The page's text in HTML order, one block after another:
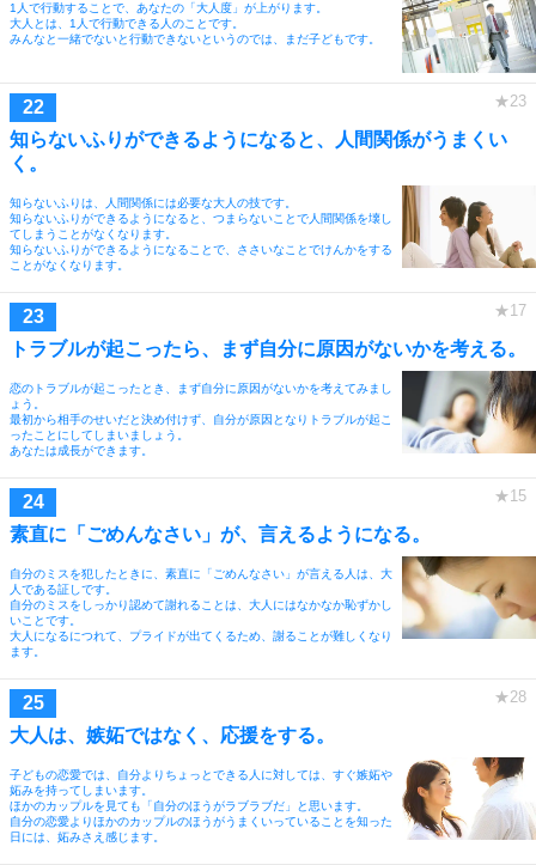
1人で行動することで、あなたの「大人度」が上がります。
大人とは、1人で行動できる人のことです。
みんなと一緒でないと行動できないというのでは、まだ子どもです。
知らないふりができるようになると、人間関係がうまくい
く。
知らないふりは、人間関係には必要な大人の技です。
知らないふりができるようになると、つまらないことで人間関係を壊し
てしまうことがなくなります。
知らないふりができるようになることで、ささいなことでけんかをする
ことがなくなります。
トラブルが起こったら、まず自分に原因がないかを考える。
恋のトラブルが起こったとき、まず自分に原因がないかを考えてみまし
ょう。
最初から相手のせいだと決め付けず、自分が原因となりトラブルが起こ
ったことにしてしまいましょう。
あなたは成長ができます。
素直に「ごめんなさい」が、言えるようになる。
自分のミスを犯したときに、素直に「ごめんなさい」が言える人は、大
人である証しです。
自分のミスをしっかり認めて謝れることは、大人にはなかなか恥ずかし
いことです。
大人になるにつれて、プライドが出てくるため、謝ることが難しくなり
ます。
大人は、嫉妬ではなく、応援をする。
子どもの恋愛では、自分よりちょっとできる人に対しては、すぐ嫉妬や
妬みを持ってしまいます。
ほかのカップルを見ても「自分のほうがラブラブだ」と思います。
自分の恋愛よりほかのカップルのほうがうまくいっていることを知った
日には、妬みさえ感じます。